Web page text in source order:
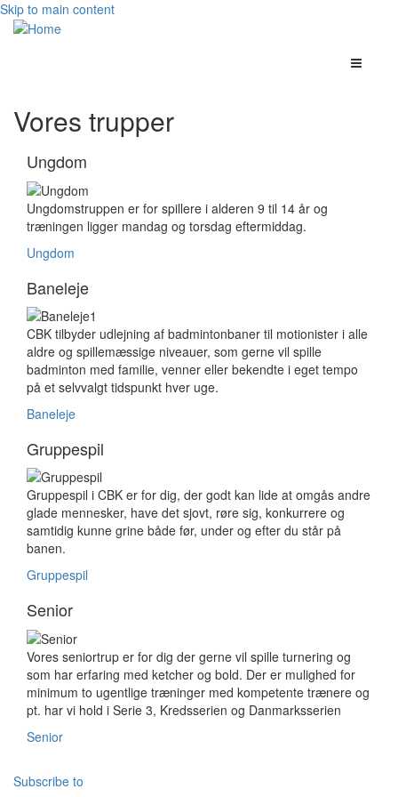
Skip to main content
Vores trupper
Ungdom
Ungdomstruppen er for spillere i alderen 9 til 14 år og
træningen ligger mandag og torsdag eftermiddag.
Ungdom
Baneleje
CBK tilbyder udlejning af badmintonbaner til motionister i alle
aldre og spillemæssige niveauer, som gerne vil spille
badminton med familie, venner eller bekendte i eget tempo
på et selvvalgt tidspunkt hver uge.
Baneleje
Gruppespil
Gruppespil i CBK er for dig, der godt kan lide at omgås andre
glade mennesker, have det sjovt, røre sig, konkurrere og
samtidig kunne grine både før, under og efter du står på
banen.
Gruppespil
Senior
Vores seniortrup er for dig der gerne vil spille turnering og
som har erfaring med ketcher og bold. Der er mulighed for
minimum to ugentlige træninger med kompetente trænere og
pt. har vi hold i Serie 3, Kredsserien og Danmarksserien
Senior
Subscribe to